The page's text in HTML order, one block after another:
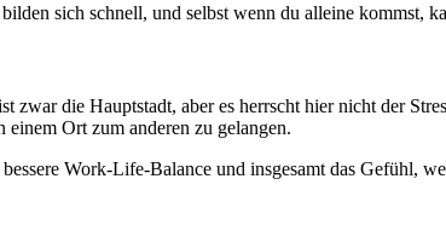
sich schnell, und selbst wenn du alleine kommst,
die Hauptstadt, aber es herrscht hier nicht der
Ort zum anderen zu gelangen.
Work-Life-Balance und insgesamt das Gefühl,